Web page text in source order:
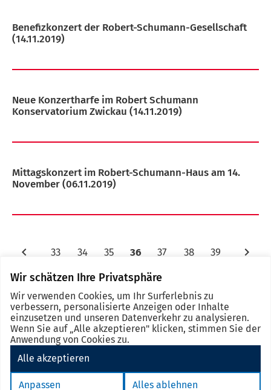
Wir schätzen Ihre Privatsphäre
Wir verwenden Cookies, um Ihr Surferlebnis zu
verbessern, personalisierte Anzeigen oder Inhalte
einzusetzen und unseren Datenverkehr zu analysieren.
Wenn Sie auf „Alle akzeptieren" klicken, stimmen Sie der
Anwendung von Cookies zu.
Anpassen Alles ablehnen
Alle akzeptieren
Benefizkonzert der Robert-Schumann-Gesellschaft
(14.11.2019)
Neue Konzertharfe im Robert Schumann
Konservatorium Zwickau (14.11.2019)
Mittagskonzert im Robert-Schumann-Haus am 14.
November(06.11.2019)
33 34 35 36 37 38 39
Barrierefreiheit